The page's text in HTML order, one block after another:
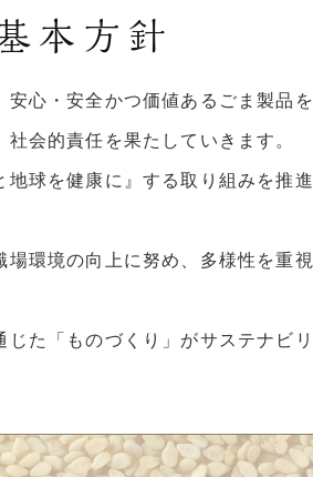
本方針
心・安全かつ価値あるごま製品を
会的責任を果たしていきます。
球を健康に』する取り組みを推進
環境の向上に努め、多様性を重視
た「ものづくり」がサステナビリ